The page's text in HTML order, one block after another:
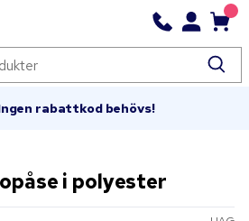
rabattkod behövs!
i polyester